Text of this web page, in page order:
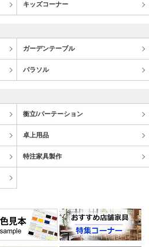
キッズコーナー
ガーデンテーブル
パラソル
衝立/パーテーション
卓上用品
特注家具製作